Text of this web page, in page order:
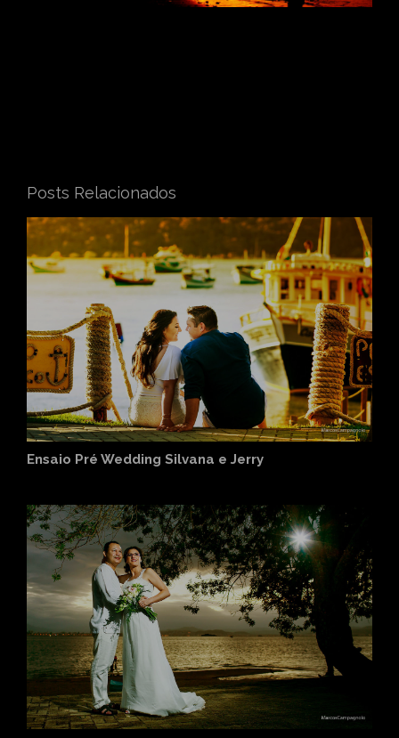
Posts Relacionados
Ensaio Pré Wedding Silvana e Jerry